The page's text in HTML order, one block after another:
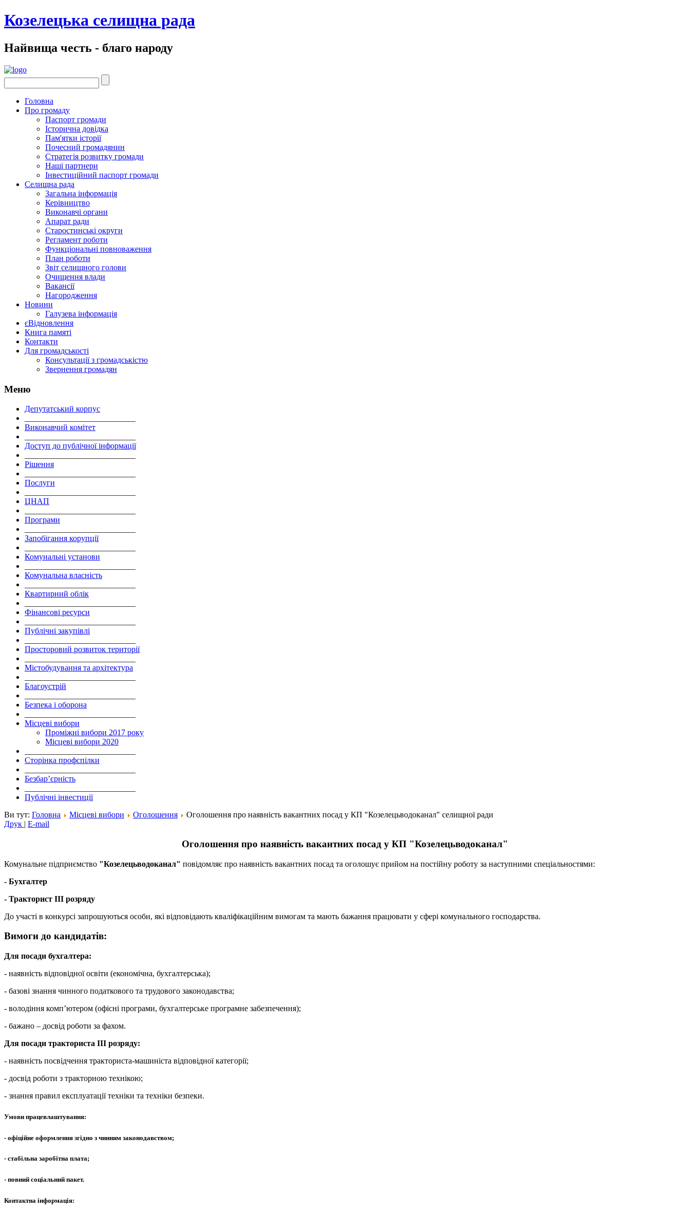
Козелецька селищна рада
Найвища честь - благо народу
Головна
Про громаду
Паспорт громади
Історична довідка
Пам'ятки історії
Почесний громадянин
Стратегія розвитку громади
Наші партнери
Інвестиційний паспорт громади
Селищна рада
Загальна інформація
Керівництво
Виконавчі органи
Апарат ради
Старостинські округи
Регламент роботи
Функціональні повноваження
План роботи
Звіт селищного голови
Очищення влади
Вакансії
Нагородження
Новини
Галузева інформація
єВідновлення
Книга памяті
Контакти
Для громадськості
Консультації з громадськістю
Звернення громадян
Меню
Депутатський корпус
Виконавчий комітет
Доступ до публічної інформації
Рішення
Послуги
ЦНАП
Програми
Запобігання корупції
Комунальні установи
Комунальна власність
Квартирний облік
Фінансові ресурси
Публічні закупівлі
Просторовий розвиток території
Містобудування та архітектура
Благоустрій
Безпека і оборона
Місцеві вибори
Проміжні вибори 2017 року
Місцеві вибори 2020
Сторінка профспілки
Безбар’єрність
Публічні інвестиції
Ви тут: Головна Місцеві вибори Оголошення
Оголошення про наявність вакантних посад у КП "Козелецьводоканал" селищної ради
Друк | E-mail
Оголошення про наявність вакантних посад у КП "Козелецьводоканал"
Комунальне підприємство "Козелецьводоканал" повідомляє про наявність вакантних посад та оголошує прийом на постійну роботу за наступними спеціальностями:
- Бухгалтер
- Тракторист ІІІ розряду
До участі в конкурсі запрошуються особи, які відповідають кваліфікаційним вимогам та мають бажання працювати у сфері комунального господарства.
Вимоги до кандидатів:
Для посади бухгалтера:
- наявність відповідної освіти (економічна, бухгалтерська);
- базові знання чинного податкового та трудового законодавства;
- володіння комп’ютером (офісні програми, бухгалтерське програмне забезпечення);
- бажано – досвід роботи за фахом.
Для посади тракториста ІІІ розряду:
- наявність посвідчення тракториста-машиніста відповідної категорії;
- досвід роботи з тракторною технікою;
- знання правил експлуатації техніки та техніки безпеки.
Умови працевлаштування:
- офіційне оформлення згідно з чинним законодавством;
- стабільна заробітна плата;
- повний соціальний пакет.
Контактна інформація: